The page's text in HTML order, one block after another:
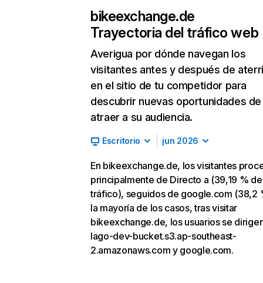
bikeexchange.de
Trayectoria del tráfico web
Averigua por dónde navegan los
visitantes antes y después de
en el sitio de tu competidor para
descubrir nuevas oportunidades de
atraer a su audiencia.
Escritorio jun 2026
En bikeexchange.de, los visitantes
principalmente de Directo a (39,19 % de
tráfico), seguidos de google.com (38,2
la mayoría de los casos, tras visitar
bikeexchange.de, los usuarios se
lago-dev-bucket.s3.ap-southeast-
2.amazonaws.com y google.com.